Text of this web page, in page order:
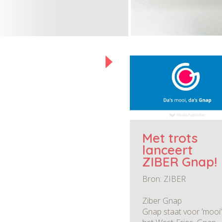
Met trots
lanceert
ZIBER Gnap!
Bron: ZIBER
Ziber Gnap
Gnap staat voor